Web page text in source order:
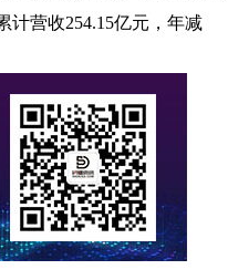
计营收254.15亿元，年减